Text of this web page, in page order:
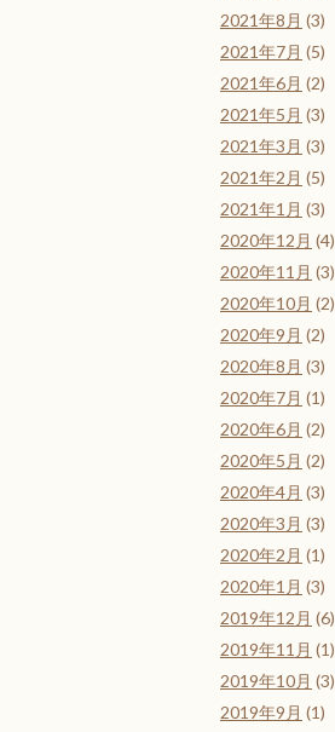
2021年8月 (3)
2021年7月 (5)
2021年6月 (2)
2021年5月 (3)
2021年3月 (3)
2021年2月 (5)
2021年1月 (3)
2020年12月 (4)
2020年11月 (3)
2020年10月 (2)
2020年9月 (2)
2020年8月 (3)
2020年7月 (1)
2020年6月 (2)
2020年5月 (2)
2020年4月 (3)
2020年3月 (3)
2020年2月 (1)
2020年1月 (3)
2019年12月 (6)
2019年11月 (1)
2019年10月 (3)
2019年9月 (1)